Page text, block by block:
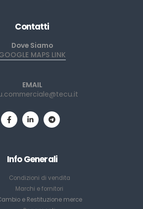
Contatti
Dove Siamo
MAPS LINK
EMAIL
Info Generali
Condizioni di vendita
Marchi e fornitori
e Restituzione merce